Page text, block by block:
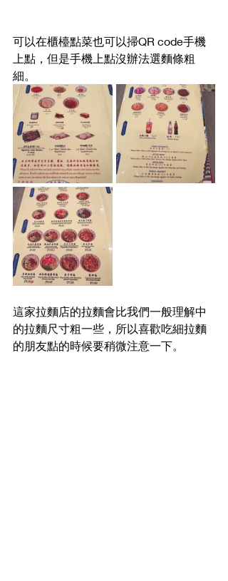
可以在櫃檯點菜也可以掃QR code手機
上點，但是手機上點沒辦法選麵條粗
細。
這家拉麵店的拉麵會比我們一般理解中
的拉麵尺寸粗一些，所以喜歡吃細拉麵
的朋友點的時候要稍微注意一下。